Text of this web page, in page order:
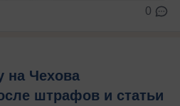
0
на Чехова
штрафов и статьи